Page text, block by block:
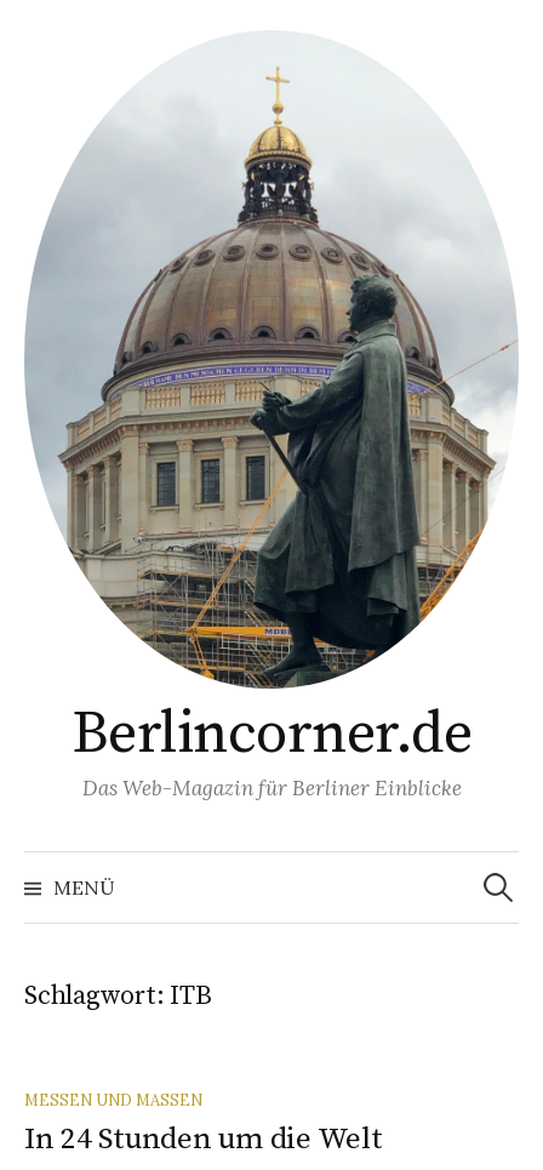
Berlincorner.de
Das Web-Magazin für Berliner Einblicke
MENÜ
Suchen
nach:
Schlagwort: ITB
MESSEN UND MASSEN
In 24 Stunden um die Welt